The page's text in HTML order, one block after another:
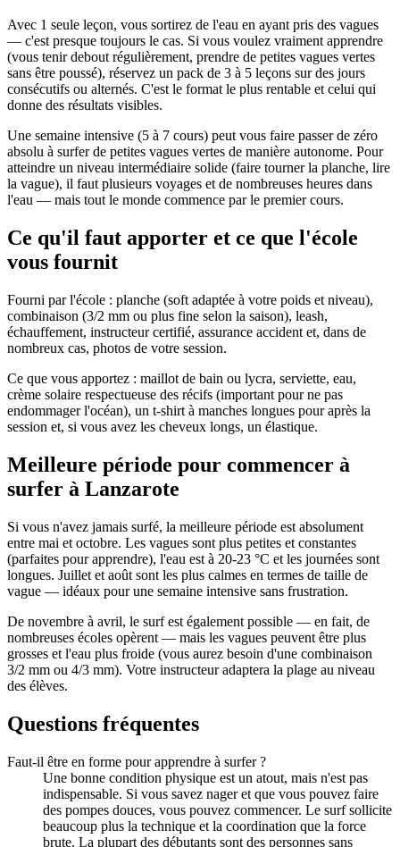
Avec 1 seule leçon, vous sortirez de l'eau en ayant pris des vagues
— c'est presque toujours le cas. Si vous voulez vraiment apprendre
(vous tenir debout régulièrement, prendre de petites vagues vertes
sans être poussé), réservez un pack de 3 à 5 leçons sur des jours
consécutifs ou alternés. C'est le format le plus rentable et celui qui
donne des résultats visibles.
Une semaine intensive (5 à 7 cours) peut vous faire passer de zéro
absolu à surfer de petites vagues vertes de manière autonome. Pour
atteindre un niveau intermédiaire solide (faire tourner la planche, lire
la vague), il faut plusieurs voyages et de nombreuses heures dans
l'eau — mais tout le monde commence par le premier cours.
Ce qu'il faut apporter et ce que l'école
vous fournit
Fourni par l'école : planche (soft adaptée à votre poids et niveau),
combinaison (3/2 mm ou plus fine selon la saison), leash,
échauffement, instructeur certifié, assurance accident et, dans de
nombreux cas, photos de votre session.
Ce que vous apportez : maillot de bain ou lycra, serviette, eau,
crème solaire respectueuse des récifs (important pour ne pas
endommager l'océan), un t-shirt à manches longues pour après la
session et, si vous avez les cheveux longs, un élastique.
Meilleure période pour commencer à
surfer à Lanzarote
Si vous n'avez jamais surfé, la meilleure période est absolument
entre mai et octobre. Les vagues sont plus petites et constantes
(parfaites pour apprendre), l'eau est à 20-23 °C et les journées sont
longues. Juillet et août sont les plus calmes en termes de taille de
vague — idéaux pour une semaine intensive sans frustration.
De novembre à avril, le surf est également possible — en fait, de
nombreuses écoles opèrent — mais les vagues peuvent être plus
grosses et l'eau plus froide (vous aurez besoin d'une combinaison
3/2 mm ou 4/3 mm). Votre instructeur adaptera la plage au niveau
des élèves.
Questions fréquentes
Faut-il être en forme pour apprendre à surfer ?
Une bonne condition physique est un atout, mais n'est pas
indispensable. Si vous savez nager et que vous pouvez faire
des pompes douces, vous pouvez commencer. Le surf sollicite
beaucoup plus la technique et la coordination que la force
brute. La plupart des débutants sont des personnes sans